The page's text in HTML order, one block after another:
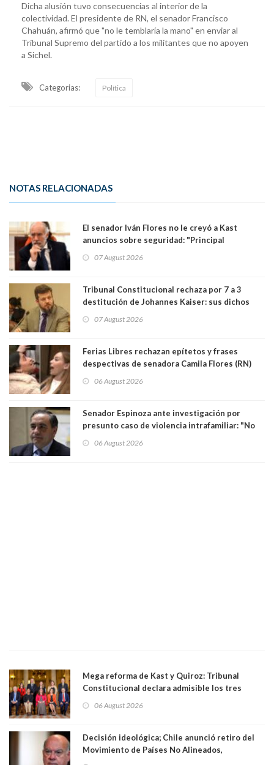
Dicha alusión tuvo consecuencias al interior de la
colectividad. El presidente de RN, el senador Francisco
Chahuán, afirmó que "no le temblaría la mano" en enviar al
Tribunal Supremo del partido a los militantes que no apoyen
a Sichel.
Categorias: Política
NOTAS RELACIONADAS
El senador Iván Flores no le creyó a Kast
anuncios sobre seguridad: "Principal
perseguir ruta del dinero y levantar secreto
07 August 2026
Tribunal Constitucional rechaza por 7 a 3
destitución de Johannes Kaiser: sus dichos
justicia constitucional porque no es diputado
07 August 2026
Ferias Libres rechazan epítetos y frases
despectivas de senadora Camila Flores (RN)
06 August 2026
Senador Espinoza ante investigación por
presunto caso de violencia intrafamiliar: "No
antecedentes a Tribunal Supremo
06 August 2026
Mega reforma de Kast y Quiroz: Tribunal
Constitucional declara admisible los tres
06 August 2026
Decisión ideológica; Chile anunció retiro del
Movimiento de Países No Alineados,